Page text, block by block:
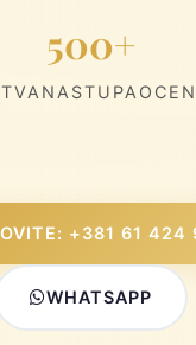
500+
NASTUPA
+381 61 424
WHATSAPP